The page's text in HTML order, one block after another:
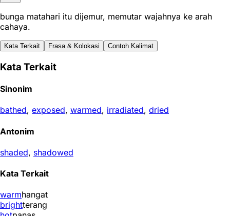
bunga matahari itu dijemur, memutar wajahnya ke arah
cahaya.
Kata Terkait Frasa & Kolokasi Contoh Kalimat
Kata Terkait
Sinonim
bathed, exposed, warmed, irradiated, dried
Antonim
shaded, shadowed
Kata Terkait
warmhangat
brightterang